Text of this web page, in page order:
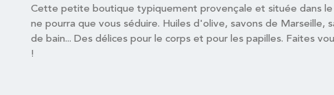
Cette petite boutique typiquement provençale et située dans le
ne pourra que vous séduire. Huiles d'olive, savons de Marseille,
de bain... Des délices pour le corps et pour les papilles. Faites
!